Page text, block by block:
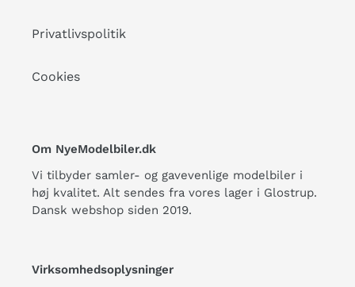
Privatlivspolitik
Cookies
Om NyeModelbiler.dk
Vi tilbyder samler- og gavevenlige modelbiler i
høj kvalitet. Alt sendes fra vores lager i Glostrup.
Dansk webshop siden 2019.
Virksomhedsoplysninger